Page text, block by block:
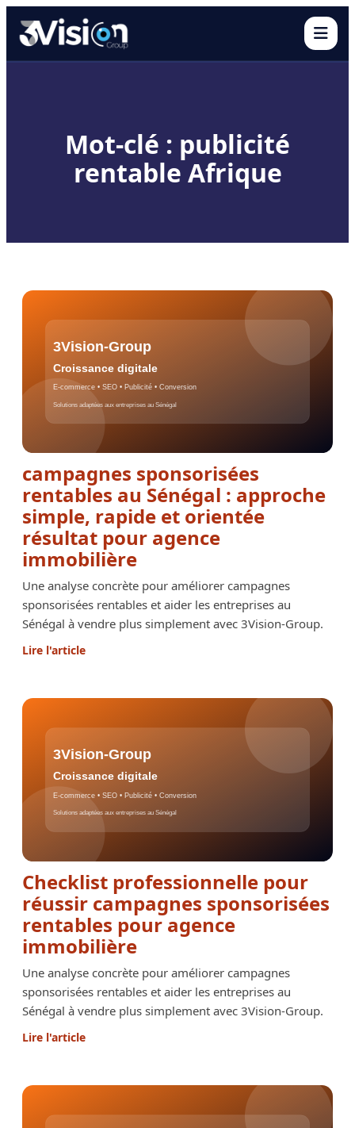
Mot-clé : publicité
rentable Afrique
campagnes sponsorisées
rentables au Sénégal : approche
simple, rapide et orientée
résultat pour agence
immobilière
Une analyse concrète pour améliorer campagnes
sponsorisées rentables et aider les entreprises au
Sénégal à vendre plus simplement avec 3Vision-Group.
Lire l'article
Checklist professionnelle pour
réussir campagnes sponsorisées
rentables pour agence
immobilière
Une analyse concrète pour améliorer campagnes
sponsorisées rentables et aider les entreprises au
Sénégal à vendre plus simplement avec 3Vision-Group.
Lire l'article